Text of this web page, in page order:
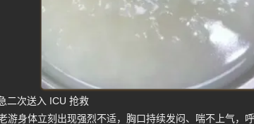
二次送入 ICU 抢救
游身体立刻出现强烈不适，胸口持续发闷、喘不上气，